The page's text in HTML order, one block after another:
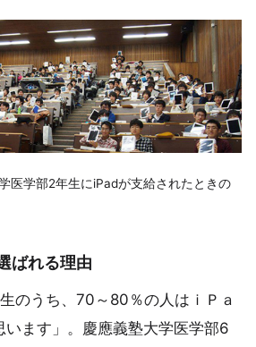
医学部2年生にiPadが支給されたときの
ばれる理由
のうち、70～80％の人はｉＰａ
います」。慶應義塾大学医学部6